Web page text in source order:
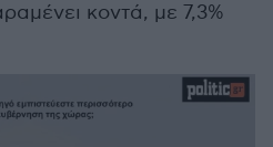
κοντά, με 7,3%